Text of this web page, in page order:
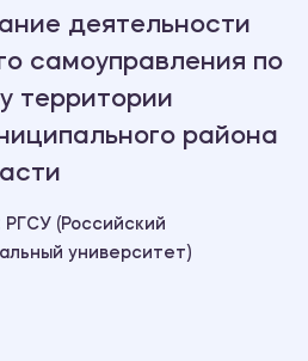
деятельности
самоуправления по
территории
района
РГСУ (Российский
университет)